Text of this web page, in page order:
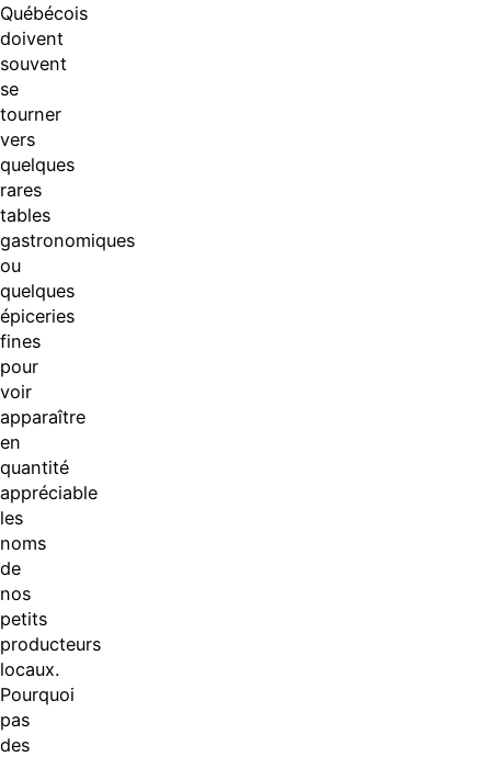
Québécois
doivent
souvent
se
tourner
vers
quelques
rares
tables
gastronomiques
ou
quelques
épiceries
fines
pour
voir
apparaître
en
quantité
appréciable
les
noms
de
nos
petits
producteurs
locaux.
Pourquoi
pas
des